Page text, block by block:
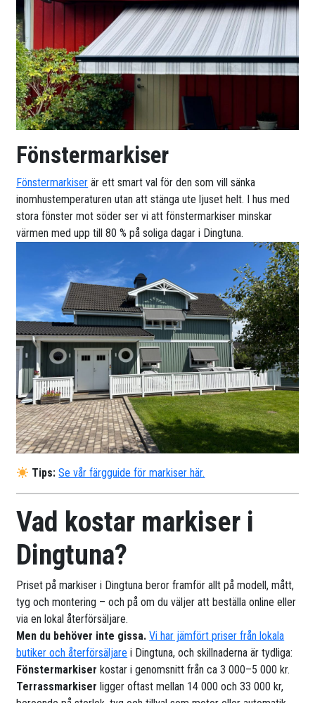
Fönstermarkiser
Fönstermarkiser är ett smart val för den som vill sänka
inomhustemperaturen utan att stänga ute ljuset helt. I hus med
stora fönster mot söder ser vi att fönstermarkiser minskar
värmen med upp till 80 % på soliga dagar i Dingtuna.
Tips: Se vår färgguide för markiser här.
Vad kostar markiser i
Dingtuna?
Priset på markiser i Dingtuna beror framför allt på modell, mått,
tyg och montering – och på om du väljer att beställa online eller
via en lokal återförsäljare.
Men du behöver inte gissa.Vi har jämfört priser från lokala
butiker och återförsäljare i Dingtuna, och skillnaderna är tydliga:
Fönstermarkiser kostar i genomsnitt från ca 3 000–5 000 kr.
Terrassmarkiser ligger oftast mellan 14 000 och 33 000 kr,